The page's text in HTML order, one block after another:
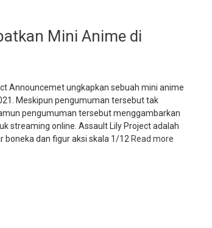
Mini Anime di
Announcemet ungkapkan sebuah mini anime
Meskipun pengumuman tersebut tak
pengumuman tersebut menggambarkan
streaming online. Assault Lily Project adalah
dan figur aksi skala 1/12 Read more